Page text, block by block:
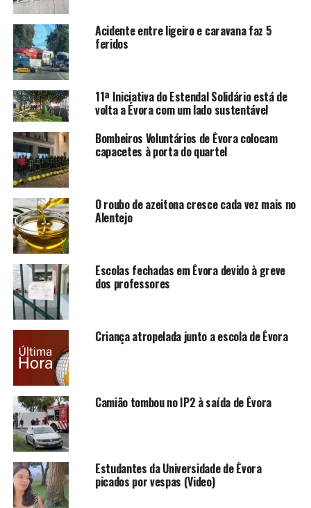
Acidente entre ligeiro e caravana faz 5
feridos
11ª Iniciativa do Estendal Solidário está de
volta a Évora com um lado sustentável
Bombeiros Voluntários de Évora colocam
capacetes à porta do quartel
O roubo de azeitona cresce cada vez mais no
Alentejo
Escolas fechadas em Évora devido à greve
dos professores
Criança atropelada junto a escola de Évora
Camião tombou no IP2 à saída de Évora
Estudantes da Universidade de Évora
picados por vespas (Video)